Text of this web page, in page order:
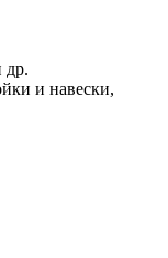
др.
и навески,